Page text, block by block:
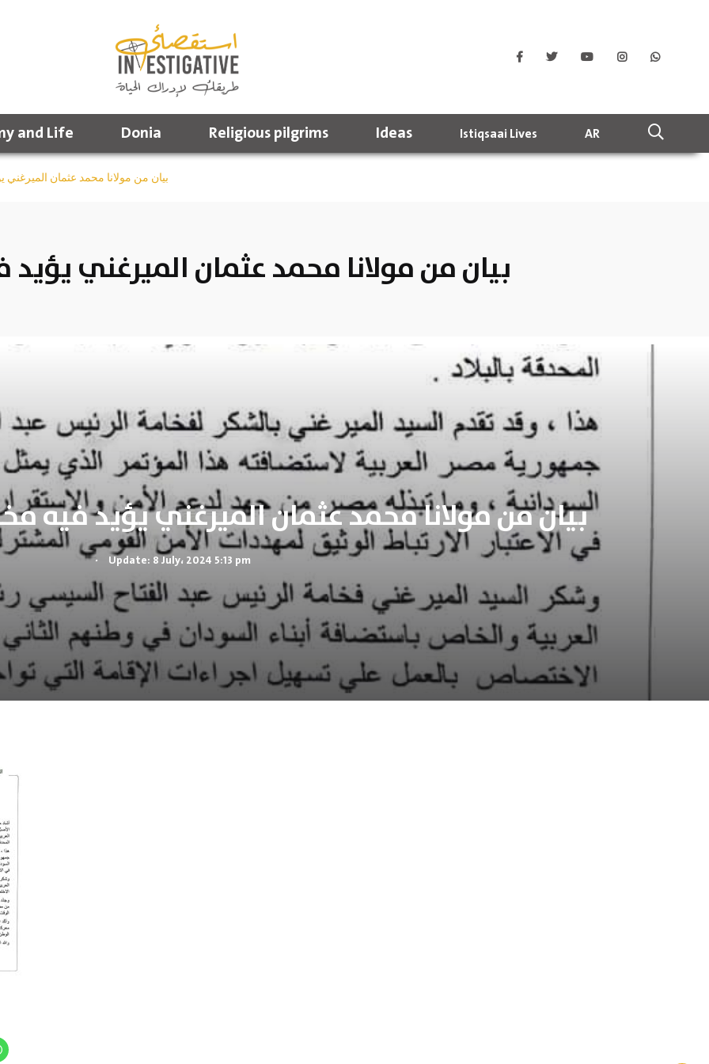
and Life Donia Religious pilgrims Ideas Istiqsaai Lives AR
بيان من مولانا محمد عثمان
بيان من مولانا محمد عثمان الميرغني
بيان من مولانا محمد عثمان الميرغني يؤيد فيه
. Update: 8 July، 2024 5:13 pm